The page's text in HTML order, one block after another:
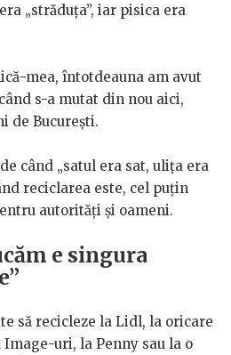
„străduța”, iar pisica era
mea, întotdeauna am avut
s-a mutat din nou aici,
de București.
când „satul era sat, ulița era
reciclarea este, cel puțin
autorități și oameni.
e singura
să recicleze la Lidl, la oricare
uri, la Penny sau la o